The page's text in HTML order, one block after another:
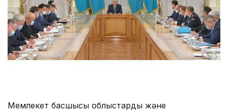
Мемлекет басшысы облыстардың және